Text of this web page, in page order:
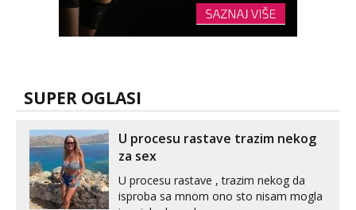
SUPER OGLASI
U procesu rastave trazim nekog
za sex
U procesu rastave , trazim nekog da
isproba sa mnom ono sto nisam mogla